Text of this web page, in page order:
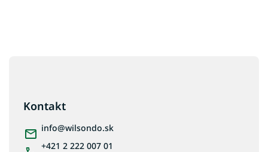
Kontakt
info@wilsondo.sk
+421 2 222 007 01